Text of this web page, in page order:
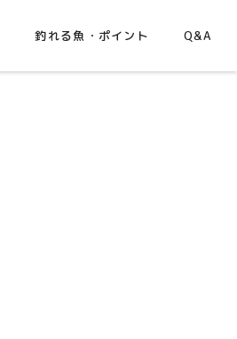
釣れる魚・ポイント Q&A